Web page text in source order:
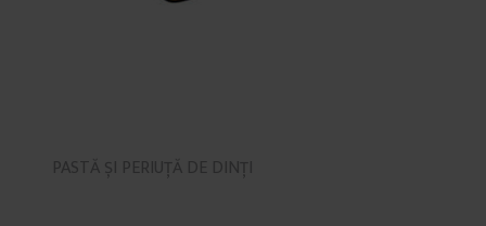
PASTĂ ȘI PERIUȚĂ DE DINȚI